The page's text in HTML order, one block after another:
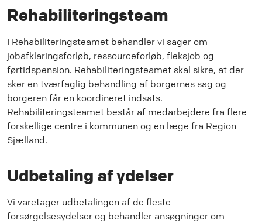
Rehabiliteringsteam
I Rehabiliteringsteamet behandler vi sager om
jobafklaringsforløb, ressourceforløb, fleksjob og
førtidspension. Rehabiliteringsteamet skal sikre, at der
sker en tværfaglig behandling af borgernes sag og
borgeren får en koordineret indsats.
Rehabiliteringsteamet består af medarbejdere fra flere
forskellige centre i kommunen og en læge fra Region
Sjælland.
Udbetaling af ydelser
Vi varetager udbetalingen af de fleste
forsørgelsesydelser og behandler ansøgninger om